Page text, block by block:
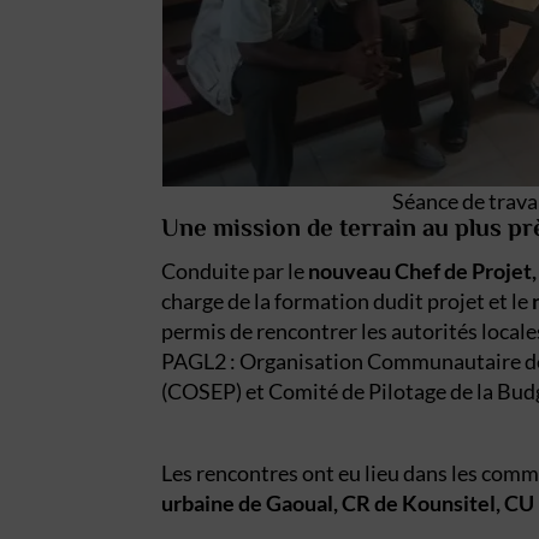
Séance de
Une mission de terrain au plus
Conduite par lenouveau Chef de
charge de la formation dudit projet et le
permis de rencontrer les autorités
PAGL2 : Organisation Communautaire
(COSEP) et Comité de Pilotage de la
Les rencontres ont eu lieu dans les
urbaine de Gaoual, CR de Kounsitel,